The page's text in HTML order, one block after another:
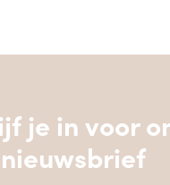
je in voor
nieuwsbrief